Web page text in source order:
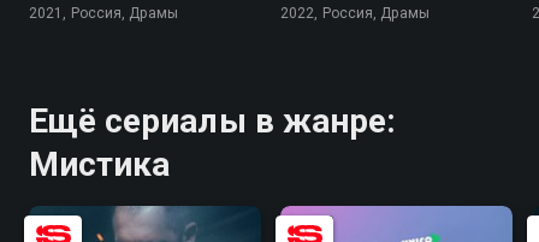
2021, Россия, Драмы 2022, Россия, Драмы
Ещё сериалы в жанре:
Мистика